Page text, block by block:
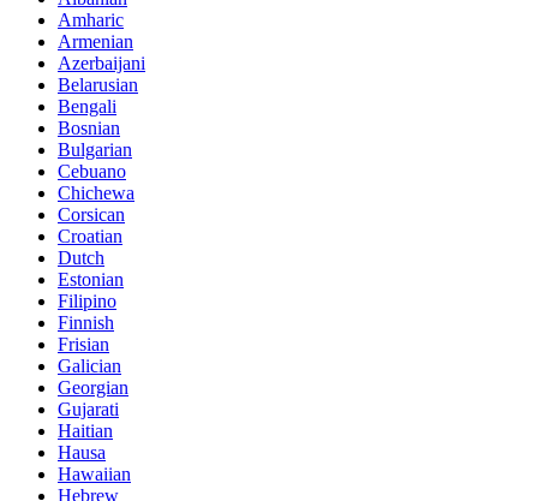
Amharic
Armenian
Azerbaijani
Belarusian
Bengali
Bosnian
Bulgarian
Cebuano
Chichewa
Corsican
Croatian
Dutch
Estonian
Filipino
Finnish
Frisian
Galician
Georgian
Gujarati
Haitian
Hausa
Hawaiian
Hebrew